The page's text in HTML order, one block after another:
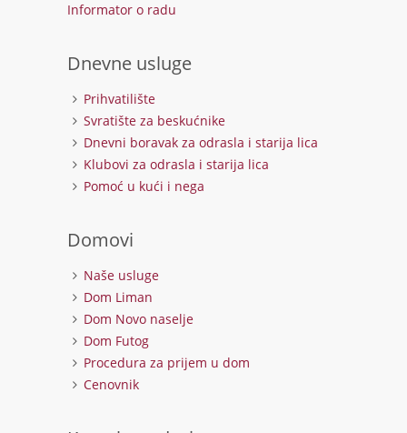
Informator o radu
Dnevne usluge
Prihvatilište
Svratište za beskućnike
Dnevni boravak za odrasla i starija lica
Klubovi za odrasla i starija lica
Pomoć u kući i nega
Domovi
Naše usluge
Dom Liman
Dom Novo naselje
Dom Futog
Procedura za prijem u dom
Cenovnik